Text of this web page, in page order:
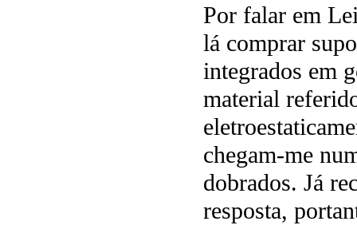
Por falar em
lá comprar
integrados em
material
chegam-me
dobrados. Já
resposta,